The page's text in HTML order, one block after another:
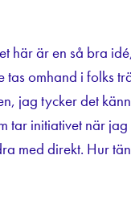
här är en så bra
tas omhand i folks
jag tycker det
tar initiativet när
med direkt. Hur